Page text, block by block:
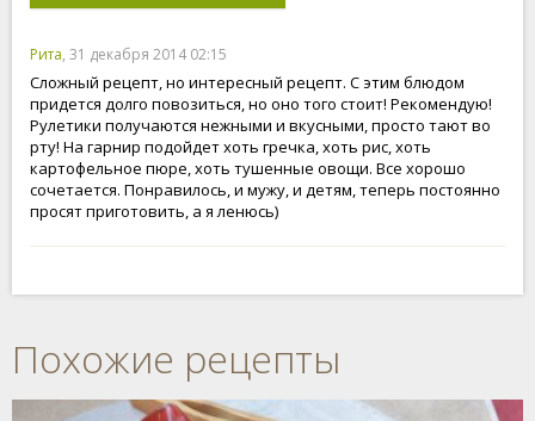
Рита, 31 декабря 2014 02:15
Сложный рецепт, но интересный рецепт. С этим блюдом
придется долго повозиться, но оно того стоит! Рекомендую!
Рулетики получаются нежными и вкусными, просто тают во
рту! На гарнир подойдет хоть гречка, хоть рис, хоть
картофельное пюре, хоть тушенные овощи. Все хорошо
сочетается. Понравилось, и мужу, и детям, теперь постоянно
просят приготовить, а я ленюсь)
Похожие рецепты